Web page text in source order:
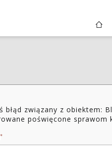
błąd związany z obiektem:
poświęcone sprawom
*